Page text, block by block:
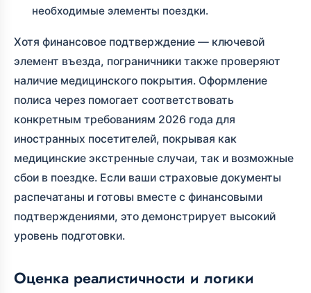
необходимые элементы поездки.
Хотя финансовое подтверждение — ключевой
элемент въезда, пограничники также проверяют
наличие медицинского покрытия. Оформление
полиса через помогает соответствовать
конкретным требованиям 2026 года для
иностранных посетителей, покрывая как
медицинские экстренные случаи, так и возможные
сбои в поездке. Если ваши страховые документы
распечатаны и готовы вместе с финансовыми
подтверждениями, это демонстрирует высокий
уровень подготовки.
Оценка реалистичности и логики